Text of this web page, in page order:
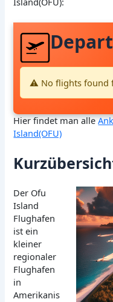
⚠️ No flights found
Hier findet man alle
Island(OFU)
Der Ofu
Island
Flughafen
ist ein
kleiner
regionaler
Flughafen
in
Amerikanis